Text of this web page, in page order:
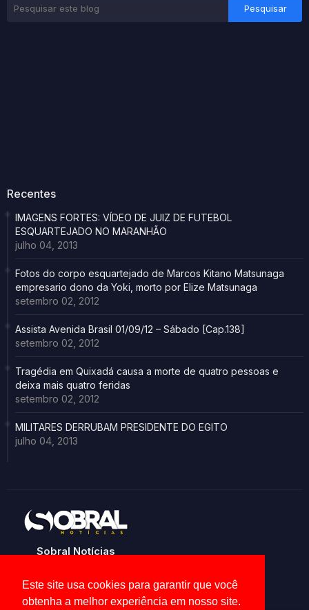
Este site usa cookies para garantir que você
obtenha a melhor experiência em nosso site.
Recentes
IMAGENS FORTES: VÍDEO DE JUIZ DE FUTEBOL
ESQUARTEJADO NO MARANHÃO
julho 04, 2013
Fotos do corpo esquartejado de Marcos Kitano Matsunaga
empresario dono da Yoki, morto por Elize Matsunaga
setembro 02, 2012
Assista Avenida Brasil 01/09/12 – Sábado [Cap.138]
setembro 02, 2012
Tragédia em Quixadá causa a morte de quatro pessoas e
deixa mais quatro feridas
setembro 02, 2012
MILITARES DERRUBAM PRESIDENTE DO EGITO
julho 04, 2013
Sobral Notícias